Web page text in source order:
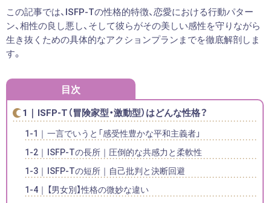
この記事では、ISFP-Tの性格的特徴、恋愛における行動パター
ン、相性の良し悪し、そして彼らがその美しい感性を守りながら
生き抜くための具体的なアクションプランまでを徹底解剖しま
す。
目次
ISFP-T（冒険家型・激動型）はどんな性格？
一言でいうと「感受性豊かな平和主義者」
ISFP-Tの長所｜圧倒的な共感力と柔軟性
ISFP-Tの短所｜自己批判と決断回避
【男女別】性格の微妙な違い